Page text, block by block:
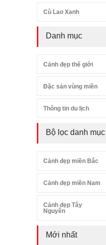
Cù Lao Xanh
Danh mục
Cảnh đẹp thế giới
Đặc sản vùng miền
Thông tin du lịch
Bộ lọc danh mục
Cảnh đẹp miền Bắc
Cảnh đẹp miền Nam
Cảnh đẹp Tây
Nguyên
Mới nhất